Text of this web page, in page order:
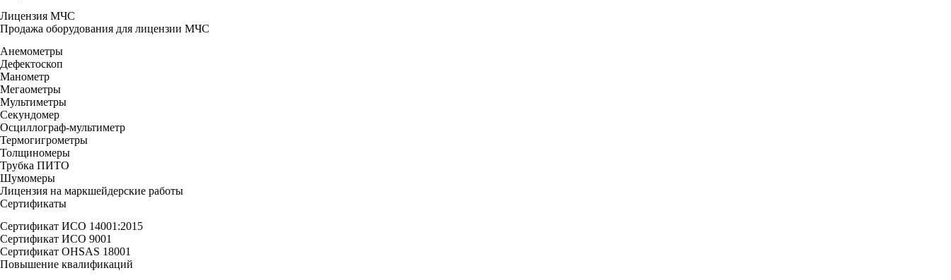
Лицензия МЧС
Продажа оборудования для лицензии МЧС
Анемометры
Дефектоскоп
Манометр
Мегаометры
Мультиметры
Секундомер
Осциллограф-мультиметр
Термогигрометры
Толщиномеры
Трубка ПИТО
Шумомеры
Лицензия на маркшейдерские работы
Сертификаты
Сертификат ИСО 14001:2015
Сертификат ИСО 9001
Сертификат OHSAS 18001
Повышение квалификаций